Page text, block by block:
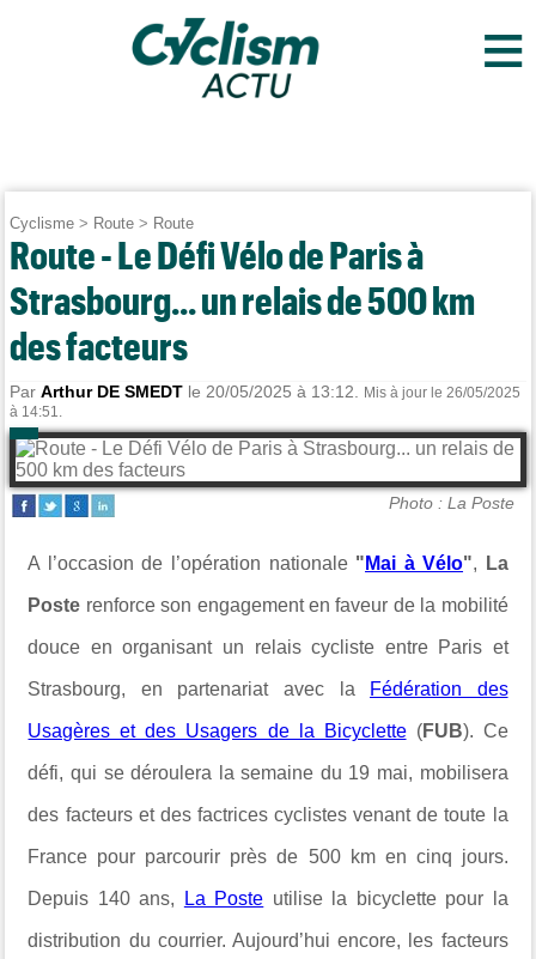
≡
Cyclisme > Route > Route
Route - Le Défi Vélo de Paris à
Strasbourg... un relais de 500 km
des facteurs
ParArthur DE SMEDT le 20/05/2025 à 13:12.
Mis à jour le 26/05/2025
à 14:51.
Photo : La Poste
A l’occasion de l’opération nationale " Mai à Vélo", La
Poste renforce son engagement en faveur de la mobilité
douce en organisant un relais cycliste entre Paris et
Strasbourg, en partenariat avec la Fédération des
Usagères et des Usagers de la Bicyclette(FUB). Ce
défi, qui se déroulera la semaine du 19 mai, mobilisera
des facteurs et des factrices cyclistes venant de toute la
France pour parcourir près de 500 km en cinq jours.
Depuis 140 ans, La Poste utilise la bicyclette pour la
distribution du courrier. Aujourd’hui encore, les facteurs